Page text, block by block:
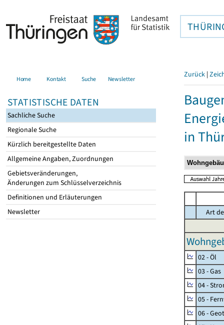
Home Kontakt Suche Newsletter
STATISTISCHE DATEN
Sachliche Suche
Regionale Suche
Kürzlich bereitgestellte Daten
Allgemeine Angaben, Zuordnungen
Gebietsveränderungen,
Änderungen zum Schlüsselverzeichnis
Definitionen und Erläuterungen
Newsletter
Zurück |
in
Art
02 - Öl
03 - Gas
04 -
05 -
06 -